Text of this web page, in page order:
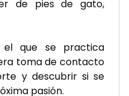
de pies de gato,
el que se practica
toma de contacto
y descubrir si se
pasión.